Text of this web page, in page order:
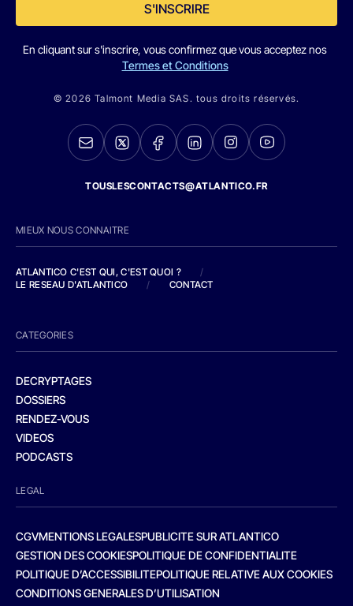
S'INSCRIRE
En cliquant sur s'inscrire, vous confirmez que vous acceptez nos
Termes et Conditions
© 2026 Talmont Media SAS. tous droits réservés.
TOUSLESCONTACTS@ATLANTICO.FR
MIEUX NOUS CONNAITRE
ATLANTICO C'EST QUI, C'EST QUOI ?
/
LE RESEAU D'ATLANTICO
/ CONTACT
CATEGORIES
DECRYPTAGES
DOSSIERS
RENDEZ-VOUS
VIDEOS
PODCASTS
LEGAL
CGVMENTIONS LEGALESPUBLICITE SUR ATLANTICO
GESTION DES COOKIESPOLITIQUE DE CONFIDENTIALITE
POLITIQUE D’ACCESSIBILITEPOLITIQUE RELATIVE AUX COOKIES
CONDITIONS GENERALES D’UTILISATION